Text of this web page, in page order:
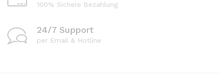
100% Sichere Bezahlung
24/7 Support
per Email & Hotline